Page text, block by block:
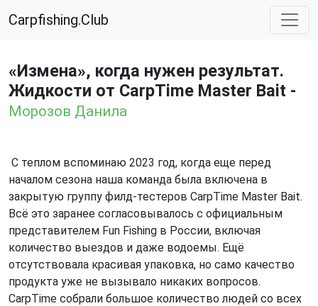
Carpfishing.Club
«Измена», когда нужен результат.
Жидкости от CarpTime Master Bait -
Морозов Данила
С теплом вспоминаю 2023 год, когда еще перед
началом сезона наша команда была включена в
закрытую группу филд-тестеров CarpTime Master Bait.
Всё это заранее согласовывалось с официальным
представителем Fun Fishing в России, включая
количество выездов и даже водоемы. Ещё
отсутствовала красивая упаковка, но само качество
продукта уже не вызывало никаких вопросов.
CarpTime собрали большое количество людей со всех